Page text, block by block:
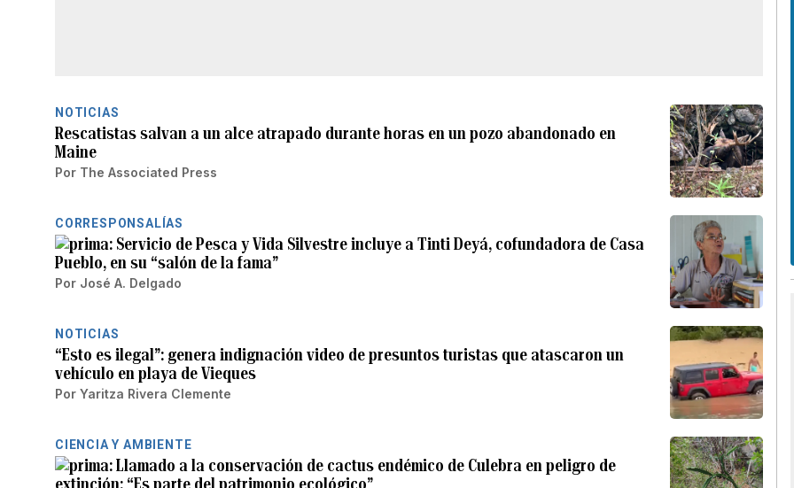
NOTICIAS
Rescatistas salvan a un alce atrapado durante horas en un pozo abandonado en
Maine
Por The Associated Press
CORRESPONSALÍAS
Servicio de Pesca y Vida Silvestre incluye a Tinti Deyá, cofundadora de Casa
Pueblo, en su “salón de la fama”
Por José A. Delgado
NOTICIAS
“Esto es ilegal”: genera indignación video de presuntos turistas que atascaron un
vehículo en playa de Vieques
Por Yaritza Rivera Clemente
CIENCIA Y AMBIENTE
Llamado a la conservación de cactus endémico de Culebra en peligro de
extinción: “Es parte del patrimonio ecológico”